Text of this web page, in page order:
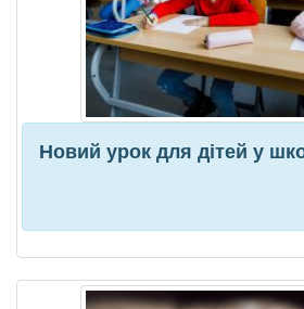
Новий урок для дітей у